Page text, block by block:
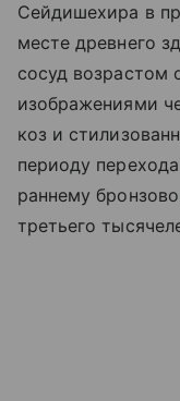
Сейдишехира в
месте древнего
сосуд возрастом
изображениями
коз и
периоду
раннему
третьего